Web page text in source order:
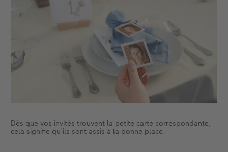
Dès que vos invités trouvent la petite carte correspondante,
cela signifie qu’ils sont assis à la bonne place.